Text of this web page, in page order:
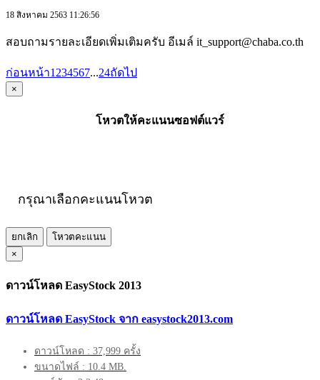
18 สิงหาคม 2563 11:26:56
สอบถามรายละเอียดเพิ่มเติมครับ อีเมล์ it_support@chaba.co.th
ก่อนหน้า1 234567...24ถัดไป
×
โหวตให้คะแนนซอฟต์แวร์
กรุณาเลือกคะแนนโหวต
ยกเลิก
โหวตคะแนน
×
ดาวน์โหลด EasyStock 2013
ดาวน์โหลด EasyStock จาก easystock2013.com
ดาวน์โหลด : 37,999 ครั้ง
ขนาดไฟล์ : 10.4 MB.